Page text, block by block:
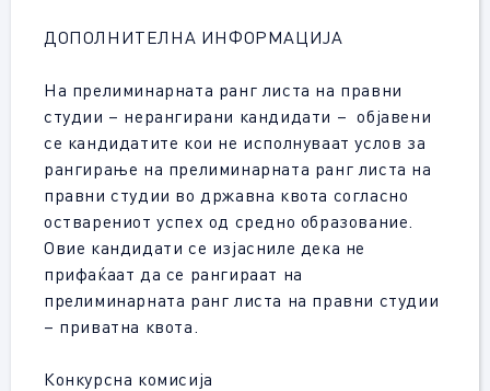
ДОПОЛНИТЕЛНА ИНФОРМАЦИЈА
На прелиминарната ранг листа на правни
студии – нерангирани кандидати – објавени
се кандидатите кои не исполнуваат услов за
рангирање на прелиминарната ранг листа на
правни студии во државна квота согласно
остварениот успех од средно образование.
Овие кандидати се изјасниле дека не
прифаќаат да се рангираат на
прелиминарната ранг листа на правни студии
– приватна квота.
Конкурсна комисија